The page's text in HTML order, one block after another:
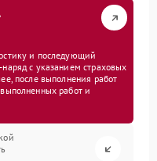
и последующий
с указанием страховых
после выполнения работ
работ и